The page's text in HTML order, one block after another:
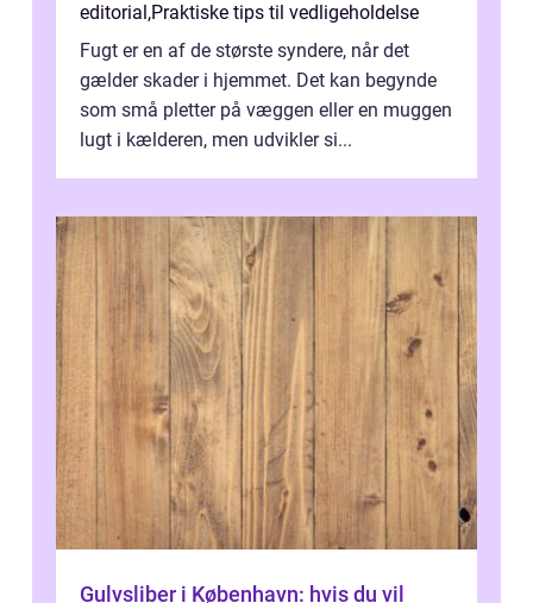
editorial ,Praktiske tips til vedligeholdelse
Fugt er en af de største syndere, når det
gælder skader i hjemmet. Det kan begynde
som små pletter på væggen eller en muggen
lugt i kælderen, men udvikler si...
Gulvsliber i København: hvis du vil